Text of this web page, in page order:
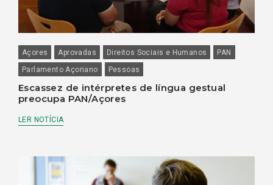
Açores Aprovadas Direitos Sociais e Humanos
PAN
Parlamento Açoriano
Pessoas
Escassez de intérpretes de língua gestual
preocupa PAN/Açores
LER NOTÍCIA